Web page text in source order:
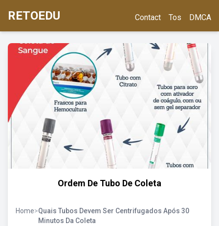
RETOEDU Contact Tos DMCA
Ordem De Tubo De Coleta
Home>Quais Tubos Devem Ser Centrifugados Após 30
Minutos Da Coleta